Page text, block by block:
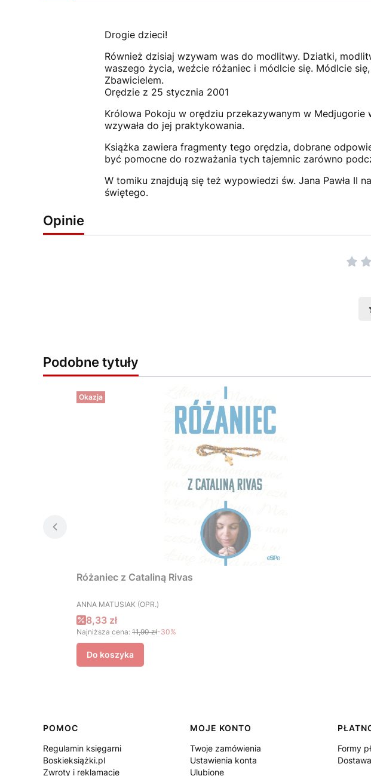
Drogie dzieci!
Również dzisiaj wzywam was do modlitwy. Dziatki,
waszego życia, weźcie różaniec i módlcie się. Módlcie
Zbawicielem.
Orędzie z 25 stycznia 2001
Królowa Pokoju w orędziu przekazywanym w
wzywała do jej praktykowania.
Książka zawiera fragmenty tego orędzia, dobrane
być pomocne do rozważania tych tajemnic zarówno
W tomiku znajdują się też wypowiedzi św. Jana Pawła II
świętego.
Opinie
Podobne tytuły
Okazja
Różaniec z Cataliną Rivas
PRODUCENT
ANNA MATUSIAK (OPR.)
Cena promocyjna
8,33 zł
Najniższa cena: 11,90 zł-30%
Do koszyka
Linki w stopce
POMOC
Regulamin księgarni
Boskieksiążki.pl
Zwroty i reklamacje
MOJE KONTO
Twoje zamówienia
Ustawienia konta
Ulubione
Formy
Dostawa